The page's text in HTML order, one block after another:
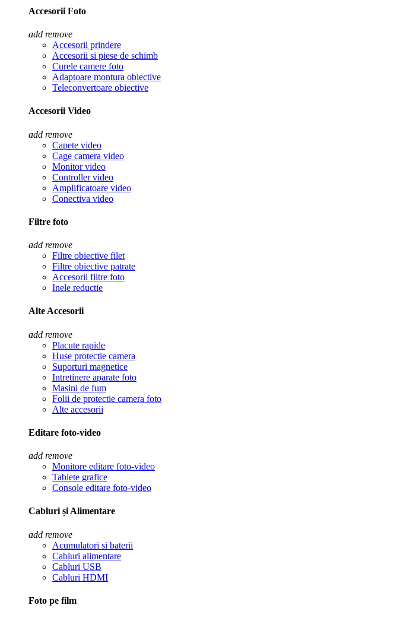
Accesorii Foto
add remove
Accesorii prindere
Accesorii si piese de schimb
Curele camere foto
Adaptoare montura obiective
Teleconvertoare obiective
Accesorii Video
add remove
Capete video
Cage camera video
Monitor video
Controller video
Amplificatoare video
Conectiva video
Filtre foto
add remove
Filtre obiective filet
Filtre obiective patrate
Accesorii filtre foto
Inele reductie
Alte Accesorii
add remove
Placute rapide
Huse protectie camera
Suporturi magnetice
Intretinere aparate foto
Masini de fum
Folii de protectie camera foto
Alte accesorii
Editare foto-video
add remove
Monitore editare foto-video
Tablete grafice
Console editare foto-video
Cabluri și Alimentare
add remove
Acumulatori si baterii
Cabluri alimentare
Cabluri USB
Cabluri HDMI
Foto pe film